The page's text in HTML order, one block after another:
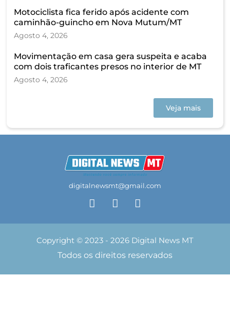
Motociclista fica ferido após acidente com
caminhão-guincho em Nova Mutum/MT
Agosto 4, 2026
Movimentação em casa gera suspeita e acaba
com dois traficantes presos no interior de MT
Agosto 4, 2026
Veja mais
digitalnewsmt@gmail.com
Copyright © 2023 - 2026 Digital News MT
Todos os direitos reservados